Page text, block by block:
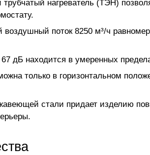
трубчатый нагреватель (ТЭН)
поток 8250 м³/ч
дБ находится в умеренных
только в горизонтальном
стали придает изделию